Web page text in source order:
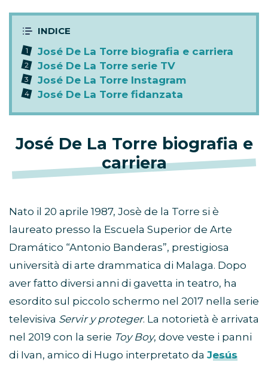
José De La Torre biografia e carriera
José De La Torre serie TV
José De La Torre Instagram
José De La Torre fidanzata
José De La Torre biografia e
carriera
Nato il 20 aprile 1987, Josè de la Torre si è
laureato presso la Escuela Superior de Arte
Dramático “Antonio Banderas”, prestigiosa
università di arte drammatica di Malaga. Dopo
aver fatto diversi anni di gavetta in teatro, ha
esordito sul piccolo schermo nel 2017 nella serie
televisiva Servir y proteger. La notorietà è arrivata
nel 2019 con la serie Toy Boy, dove veste i panni
di Ivan, amico di Hugo interpretato da Jesús